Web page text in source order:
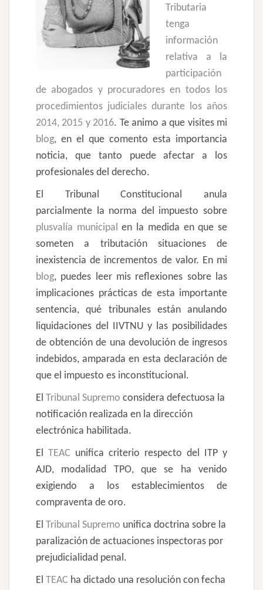
Tributaria
tenga
información
relativa a la
participación
de abogados y procuradores en todos los
procedimientos judiciales durante los años
2014, 2015 y 2016. Te animo a que visites mi
blog, en el que comento esta importancia
noticia, que tanto puede afectar a los
profesionales del derecho.
El Tribunal Constitucional anula
parcialmente la norma del impuesto sobre
plusvalía municipal en la medida en que se
someten a tributación situaciones de
inexistencia de incrementos de valor. En mi
blog, puedes leer mis reflexiones sobre las
implicaciones prácticas de esta importante
sentencia, qué tribunales están anulando
liquidaciones del IIVTNU y las posibilidades
de obtención de una devolución de ingresos
indebidos, amparada en esta declaración de
que el impuesto es inconstitucional.
El Tribunal Supremo considera defectuosa la
notificación realizada en la dirección
electrónica habilitada.
El TEAC unifica criterio respecto del ITP y
AJD, modalidad TPO, que se ha venido
exigiendo a los establecimientos de
compraventa de oro.
El Tribunal Supremo unifica doctrina sobre la
paralización de actuaciones inspectoras por
prejudicialidad penal.
El TEAC ha dictado una resolución con fecha